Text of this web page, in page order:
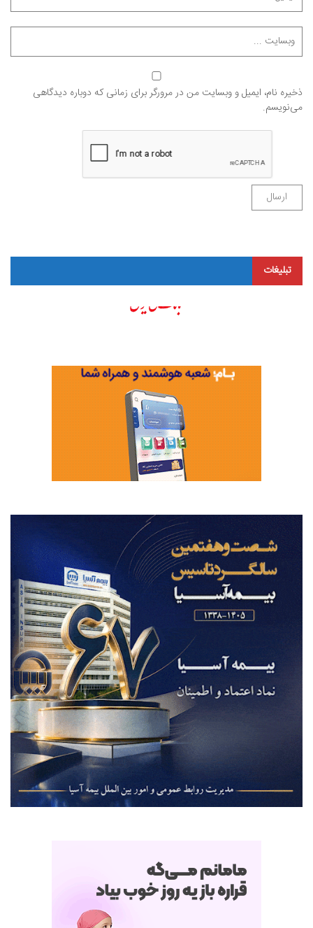
ذخیره نام، ایمیل و وبسایت من در مرورگر برای زمانی که دوباره دیدگاهی
می‌نویسم.
تبلیغات